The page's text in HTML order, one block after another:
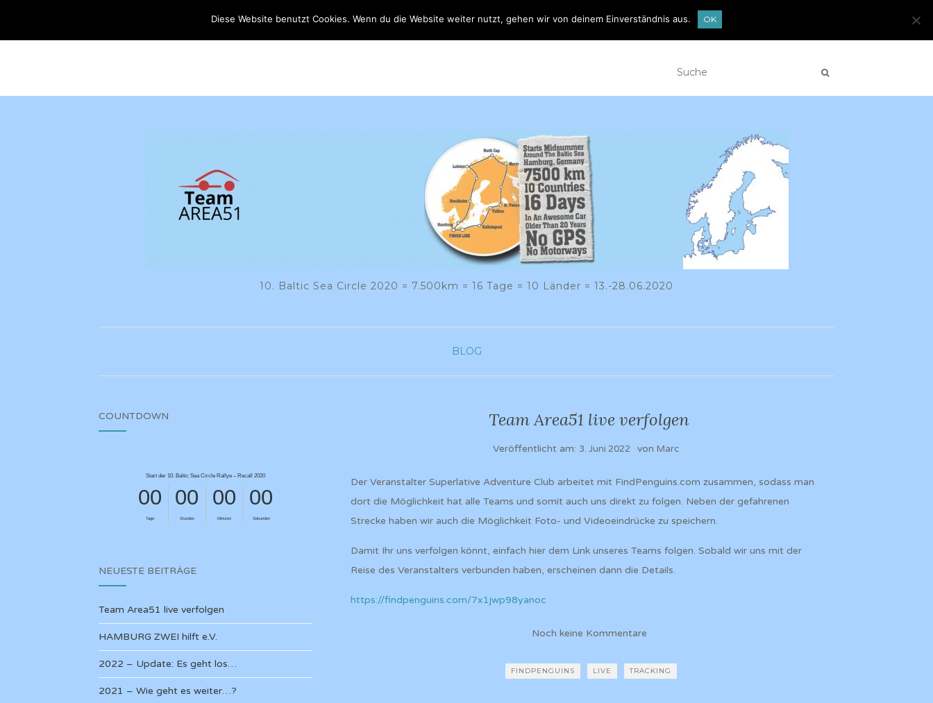
DIE MISSION IN JEDEM LAND EIN BAUM DAS AUTO SPONSOREN SPENDEN DER BLOG
10. Baltic Sea Circle 2020 = 7.500km = 16 Tage = 10 Länder = 13.-28.06.2020
BLOG
Team Area51 live verfolgen
Veröffentlicht am: 3. Juni 2022 von Marc
Der Veranstalter Superlative Adventure Club arbeitet mit FindPenguins.com zusammen, sodass man
dort die Möglichkeit hat alle Teams und somit auch uns direkt zu folgen. Neben der gefahrenen
Strecke haben wir auch die Möglichkeit Foto- und Videoeindrücke zu speichern.
Damit Ihr uns verfolgen könnt, einfach hier dem Link unseres Teams folgen. Sobald wir uns mit der
Reise des Veranstalters verbunden haben, erscheinen dann die Details.
https://findpenguins.com/7x1jwp98yanoc
Noch keine Kommentare
FINDPENGUINS LIVE TRACKING
COUNTDOWN
NEUESTE BEITRÄGE
Team Area51 live verfolgen
HAMBURG ZWEI hilft e.V.
2022 – Update: Es geht los…
2021 – Wie geht es weiter…?
Diese Website benutzt Cookies. Wenn du die Website weiter nutzt, gehen wir von deinem Einverständnis aus. OK